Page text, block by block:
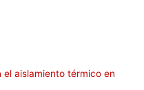
aislamiento térmico en